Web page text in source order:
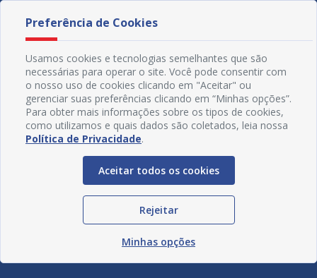
Redes Sociais
Preferência de Cookies
Usamos cookies e tecnologias semelhantes que são
necessárias para operar o site. Você pode consentir com
o nosso uso de cookies clicando em "Aceitar" ou
gerenciar suas preferências clicando em “Minhas opções”.
Para obter mais informações sobre os tipos de cookies,
como utilizamos e quais dados são coletados, leia nossa
Política de Privacidade.
Aceitar todos os cookies
Rejeitar
Minhas opções